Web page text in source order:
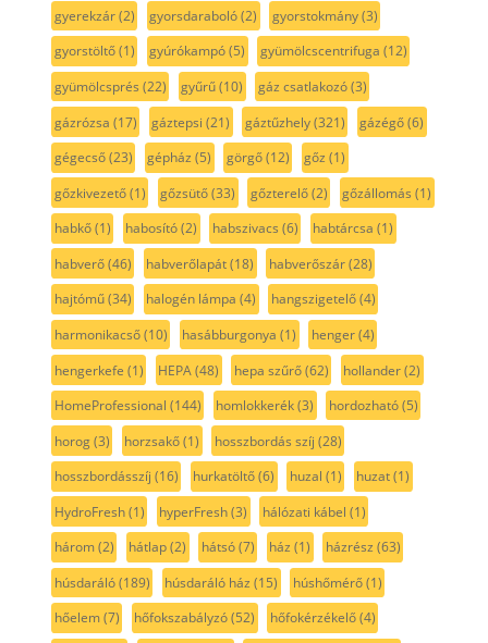
gyerekzár(2) gyorsdaraboló(2) gyorstokmány(3)
gyorstöltő(1) gyúrókampó(5) gyümölcscentrifuga (12)
gyümölcsprés (22) gyűrű(10) gáz csatlakozó(3)
gázrózsa (17) gáztepsi (21) gáztűzhely(321) gázégő(6)
gégecső(23) gépház (5) görgő(12) gőz (1)
gőzkivezető(1) gőzsütő(33) gőzterelő(2) gőzállomás (1)
habkő(1) habosító(2) habszivacs (6) habtárcsa (1)
habverő(46) habverőlapát(18) habverőszár(28)
hajtómű(34) halogén lámpa (4) hangszigetelő(4)
harmonikacső(10) hasábburgonya (1) henger(4)
hengerkefe (1) HEPA(48) hepa szűrő(62) hollander(2)
HomeProfessional (144) homlokkerék(3) hordozható(5)
horog(3) horzsakő(1) hosszbordás szíj (28)
hosszbordásszíj (16) hurkatöltő(6) huzal (1) huzat(1)
HydroFresh(1) hyperFresh(3) hálózati kábel (1)
három(2) hátlap(2) hátsó(7) ház (1) házrész (63)
húsdaráló(189) húsdaráló ház (15) húshőmérő(1)
hőelem(7) hőfokszabályzó(52) hőfokérzékelő(4)